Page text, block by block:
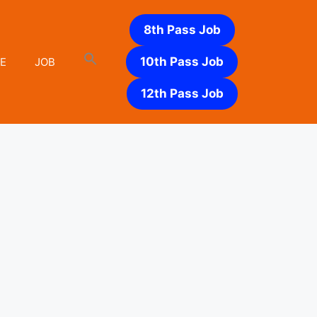
JOB
8th Pass Job
10th Pass Job
12th Pass Job